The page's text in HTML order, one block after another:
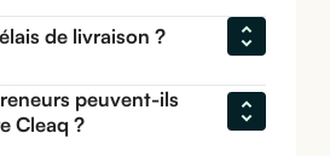
de livraison ?
peuvent-ils
Cleaq ?